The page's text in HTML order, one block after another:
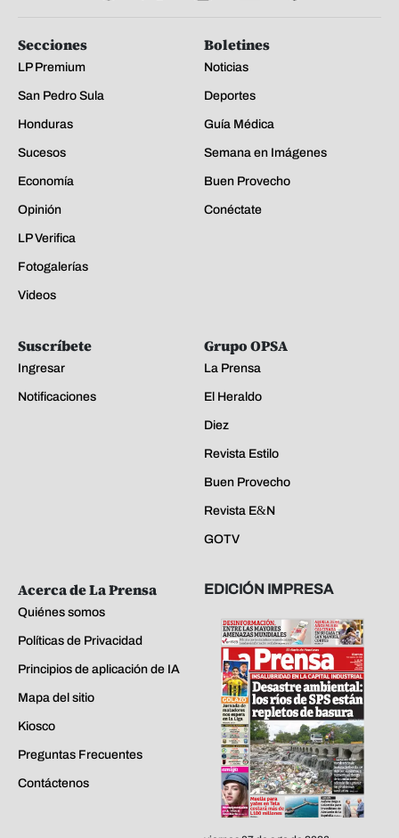
Secciones
LP Premium
San Pedro Sula
Honduras
Sucesos
Economía
Opinión
LP Verifica
Fotogalerías
Videos
Boletines
Noticias
Deportes
Guía Médica
Semana en Imágenes
Buen Provecho
Conéctate
Suscríbete
Ingresar
Notificaciones
Grupo OPSA
La Prensa
El Heraldo
Diez
Revista Estilo
Buen Provecho
Revista E&N
GOTV
Acerca de La Prensa
Quiénes somos
Políticas de Privacidad
Principios de aplicación de IA
Mapa del sitio
Kiosco
Preguntas Frecuentes
Contáctenos
EDICIÓN IMPRESA